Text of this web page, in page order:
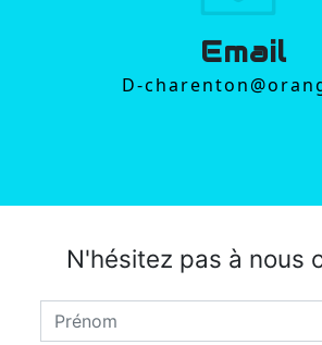
Email
d-
N'hésitez pas à nous